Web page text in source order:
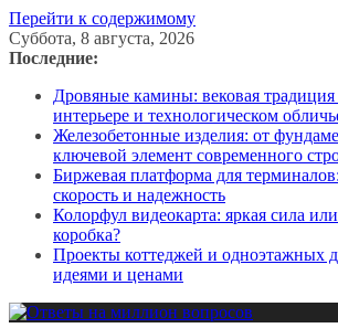
Перейти к содержимому
Суббота, 8 августа, 2026
Последние:
Дровяные камины: вековая
интерьере и технологическом
Железобетонные изделия: от
ключевой элемент современного
Биржевая платформа для
скорость и надежность
Колорфул видеокарта: яркая сила
коробка?
Проекты коттеджей и одноэтажных
идеями и ценами